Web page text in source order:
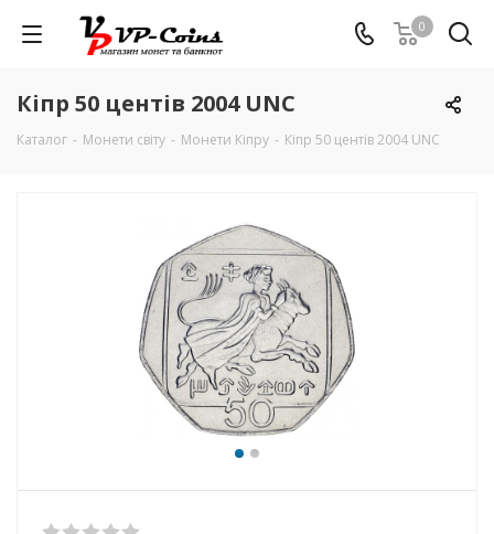
0
Кіпр 50 центів 2004 UNC
Каталог - Монети світу - Монети Кіпру - Кіпр 50 центів 2004 UNC